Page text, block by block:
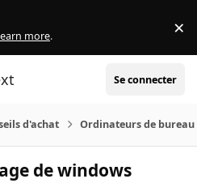
more. ×
Se connecter
d'achat Ordinateurs de bureau
de windows